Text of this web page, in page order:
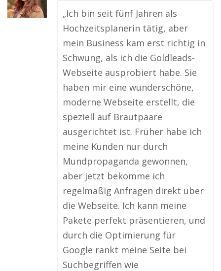
„Ich bin seit fünf Jahren als
Hochzeitsplanerin tätig, aber
mein Business kam erst richtig in
Schwung, als ich die Goldleads-
Webseite ausprobiert habe. Sie
haben mir eine wunderschöne,
moderne Webseite erstellt, die
speziell auf Brautpaare
ausgerichtet ist. Früher habe ich
meine Kunden nur durch
Mundpropaganda gewonnen,
aber jetzt bekomme ich
regelmäßig Anfragen direkt über
die Webseite. Ich kann meine
Pakete perfekt präsentieren, und
durch die Optimierung für
Google rankt meine Seite bei
Suchbegriffen wie